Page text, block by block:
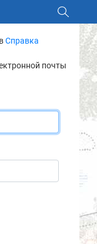
Справка
почты